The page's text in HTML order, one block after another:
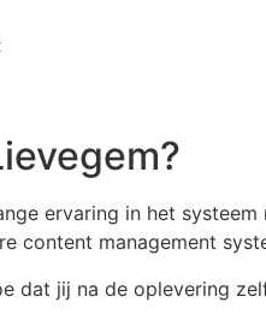
ervaring in het
content management
dat jij na de oplevering